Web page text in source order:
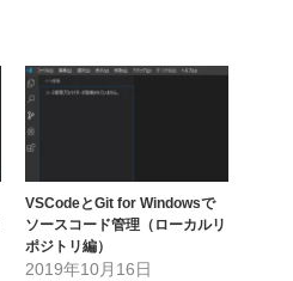
VSCodeとGit for Windowsで
ソースコード管理（ローカルリ
ポジトリ編）
2019年10月16日